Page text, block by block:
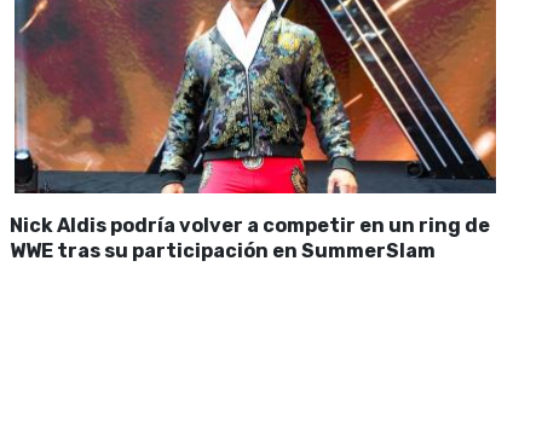
Nick Aldis podría volver a competir en un ring de
WWE tras su participación en SummerSlam